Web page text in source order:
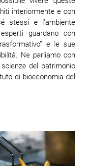
interiormente e con
stessi e l’ambiente
guardano con
e le sue
Ne parliamo con
del patrimonio
di bioeconomia del